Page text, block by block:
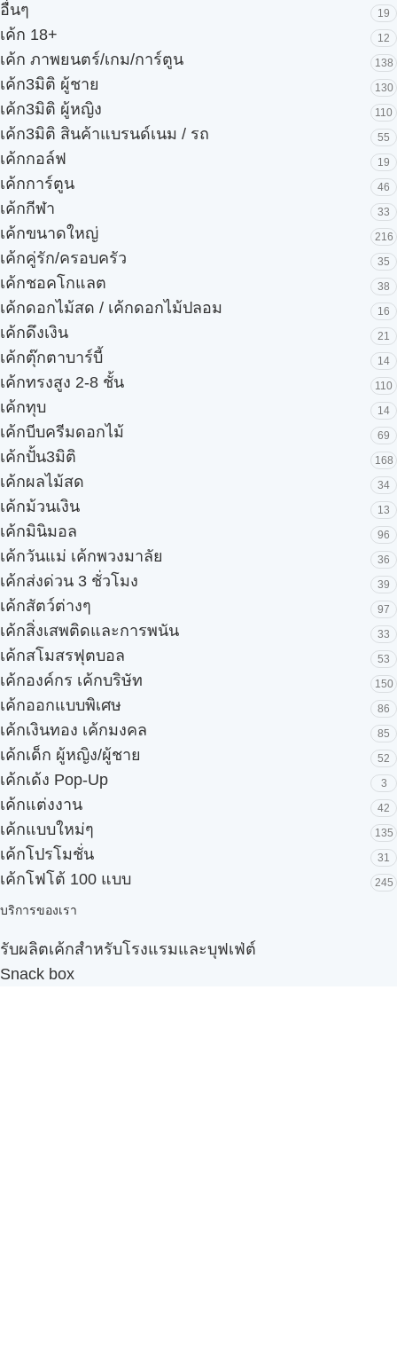
อื่นๆ 19
เค้ก 18+ 12
เค้ก ภาพยนตร์/เกม/การ์ตูน 138
เค้ก3มิติ ผู้ชาย 130
เค้ก3มิติ ผู้หญิง 110
เค้ก3มิติ สินค้าแบรนด์เนม / รถ 55
เค้กกอล์ฟ 19
เค้กการ์ตูน 46
เค้กกีฬา 33
เค้กขนาดใหญ่ 216
เค้กคู่รัก/ครอบครัว 35
เค้กชอคโกแลต 38
เค้กดอกไม้สด / เค้กดอกไม้ปลอม 16
เค้กดึงเงิน 21
เค้กตุ๊กตาบาร์บี้ 14
เค้กทรงสูง 2-8 ชั้น 110
เค้กทุบ 14
เค้กบีบครีมดอกไม้ 69
เค้กปั้น3มิติ 168
เค้กผลไม้สด 34
เค้กม้วนเงิน 13
เค้กมินิมอล 96
เค้กวันแม่ เค้กพวงมาลัย 36
เค้กส่งด่วน 3 ชั่วโมง 39
เค้กสัตว์ต่างๆ 97
เค้กสิ่งเสพติดและการพนัน 33
เค้กสโมสรฟุตบอล 53
เค้กองค์กร เค้กบริษัท 150
เค้กออกแบบพิเศษ 86
เค้กเงินทอง เค้กมงคล 85
เค้กเด็ก ผู้หญิง/ผู้ชาย 52
เค้กเด้ง Pop-Up 3
เค้กแต่งงาน 42
เค้กแบบใหม่ๆ 135
เค้กโปรโมชั่น 31
เค้กโฟโต้ 100 แบบ 245
บริการของเรา
รับผลิตเค้กสำหรับโรงแรมและบุฟเฟ่ต์
Snack box